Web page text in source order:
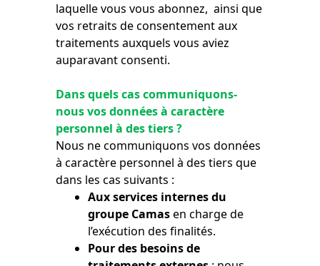
laquelle vous vous abonnez, ainsi que
vos retraits de consentement aux
traitements auxquels vous aviez
auparavant consenti.
Dans quels cas communiquons-
nous vos données à caractère
personnel à des tiers ?
Nous ne communiquons vos données
à caractère personnel à des tiers que
dans les cas suivants :
Aux services internes du
groupe Camasen charge de
l’exécution des finalités.
Pour des besoins de